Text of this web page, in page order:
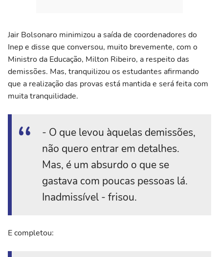
Jair Bolsonaro minimizou a saída de coordenadores do
Inep e disse que conversou, muito brevemente, com o
Ministro da Educação, Milton Ribeiro, a respeito das
demissões. Mas, tranquilizou os estudantes afirmando
que a realização das provas está mantida e será feita com
muita tranquilidade.
- O que levou àquelas demissões,
não quero entrar em detalhes.
Mas, é um absurdo o que se
gastava com poucas pessoas lá.
Inadmissível - frisou.
E completou: